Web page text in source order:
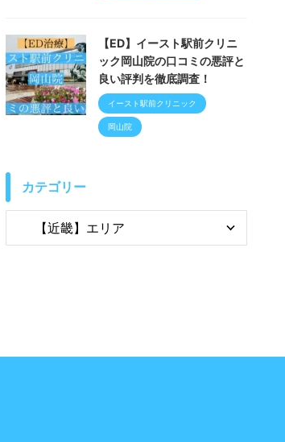
【ED】イースト駅前クリニ
ック岡山院の口コミの悪評と
良い評判を徹底調査！
イースト駅前クリニック
岡山院
カテゴリー